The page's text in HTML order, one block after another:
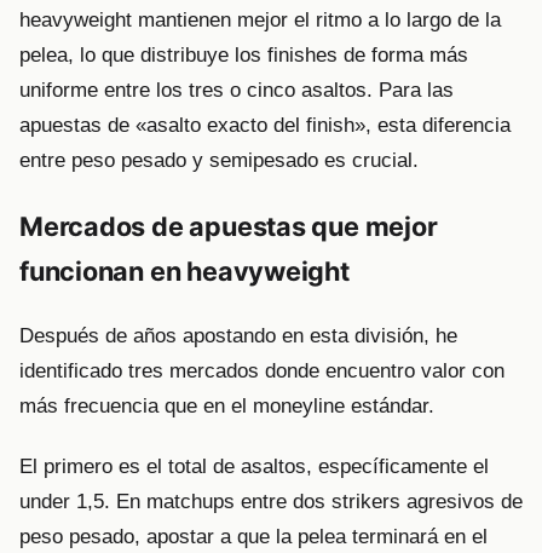
heavyweight mantienen mejor el ritmo a lo largo de la
pelea, lo que distribuye los finishes de forma más
uniforme entre los tres o cinco asaltos. Para las
apuestas de «asalto exacto del finish», esta diferencia
entre peso pesado y semipesado es crucial.
Mercados de apuestas que mejor
funcionan en heavyweight
Después de años apostando en esta división, he
identificado tres mercados donde encuentro valor con
más frecuencia que en el moneyline estándar.
El primero es el total de asaltos, específicamente el
under 1,5. En matchups entre dos strikers agresivos de
peso pesado, apostar a que la pelea terminará en el